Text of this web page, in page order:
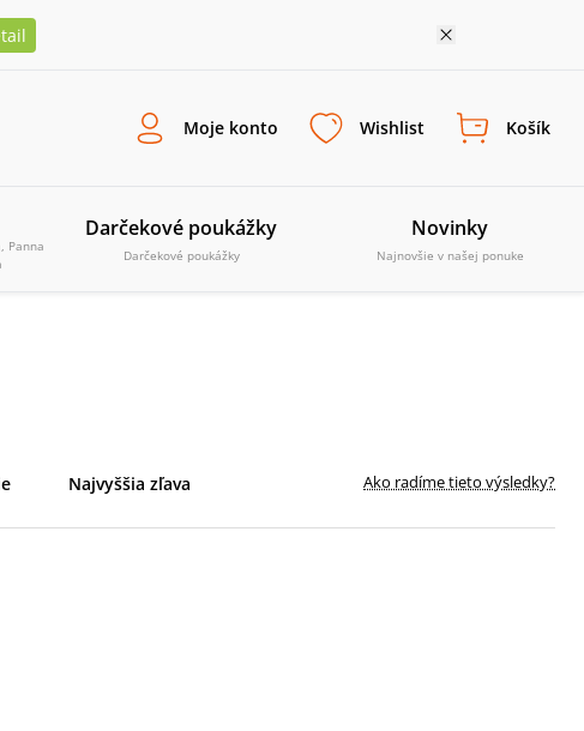
Moje konto Wishlist Košík
Panna
Darčekové poukážky
Darčekové poukážky
Novinky
Najnovšie v našej ponuke
Najvyššia zľava Ako radíme tieto výsledky?